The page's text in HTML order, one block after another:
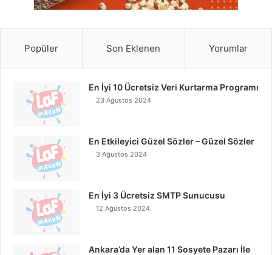
Popüler Son Eklenen Yorumlar
En İyi 10 Ücretsiz Veri Kurtarma Programı
23 Ağustos 2024
En Etkileyici Güzel Sözler – Güzel Sözler
3 Ağustos 2024
En İyi 3 Ücretsiz SMTP Sunucusu
12 Ağustos 2024
Ankara’da Yer alan 11 Sosyete Pazarı İle